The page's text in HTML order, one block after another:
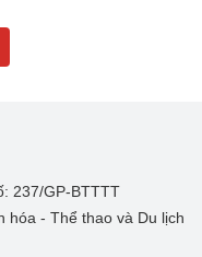
237/GP-BTTTT
hóa - Thể thao và Du lịch